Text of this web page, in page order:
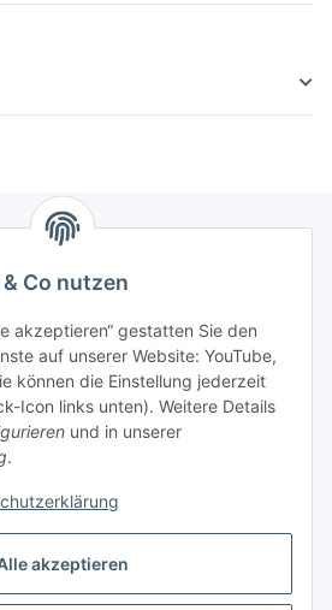
akzeptieren
Co nutzen
akzeptieren“ gestatten Sie den
auf unserer Website: YouTube,
können die Einstellung jederzeit
Icon links unten). Weitere Details
und in unserer
.